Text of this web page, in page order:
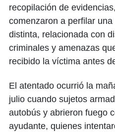
recopilación de
comenzaron a perfilar
distinta, relacionada con
criminales y amenazas
recibido la víctima antes
El atentado ocurrió la
julio cuando sujetos
autobús y abrieron fuego
ayudante, quienes